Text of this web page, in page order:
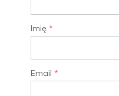
Imię *
Email *